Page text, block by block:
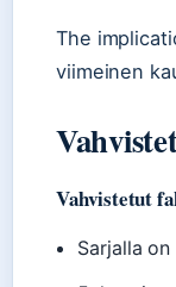
The
viimeinen
Vahvistetut
Sarjalla